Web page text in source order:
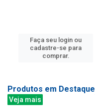
Faça seu login ou
cadastre-se para
comprar.
Produtos em Destaque
Veja mais